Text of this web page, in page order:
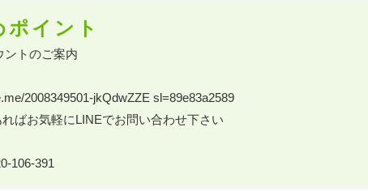
ポイント
ントのご案内
2008349501-jkQdwZZE sl=89e83a2589
ばお気軽にLINEでお問い合わせ下さい
106-391